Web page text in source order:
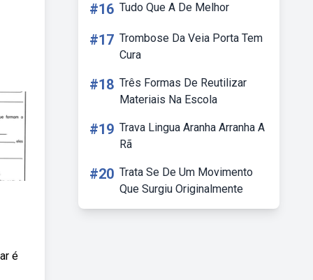
é
#16 Tudo Que A De Melhor
#17 Trombose Da Veia Porta Tem
Cura
#18 Três Formas De Reutilizar
Materiais Na Escola
#19 Trava Lingua Aranha Arranha A
Rã
#20 Trata Se De Um Movimento
Que Surgiu Originalmente